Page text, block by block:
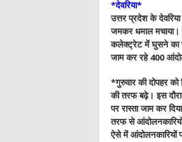
*देवरिया*
उत्तर प्रदेश के
जमकर धमाल मचाया।
कलेक्ट्रेट में घुसने का
जाम कर रहे 400
*गुरुवार की दोपहर
की तरफ बढ़े। इस
पर रास्ता जाम कर
तरफ से
ऐसे में आंदोलनकारियों